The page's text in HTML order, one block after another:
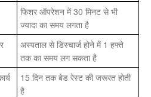
फिशर ऑपरेशन में 30 मिनट से भी
ज्यादा का समय लगता है
अस्पताल से डिस्चार्ज होने में 1 हफ्ते
तक का समय लग सकता है
15 दिन तक बेड रेस्ट की जरूरत होती
है